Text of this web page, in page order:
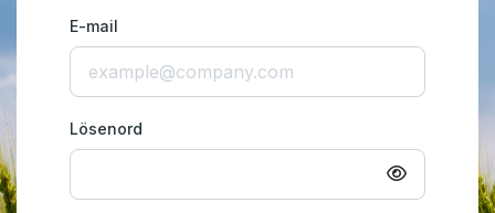
E-mail
Lösenord